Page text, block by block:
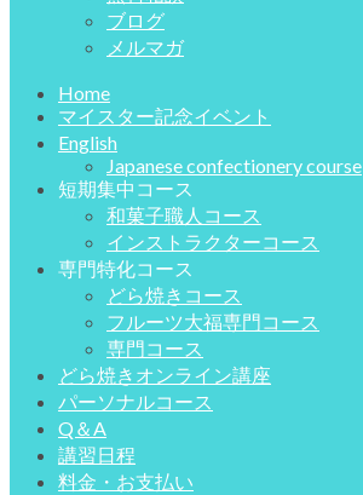
ブログ
メルマガ
Home
マイスター記念イベント
English
Japanese confectionery course
短期集中コース
和菓子職人コース
インストラクターコース
専門特化コース
どら焼きコース
フルーツ大福専門コース
専門コース
どら焼きオンライン講座
パーソナルコース
Q＆A
講習日程
料金・お支払い